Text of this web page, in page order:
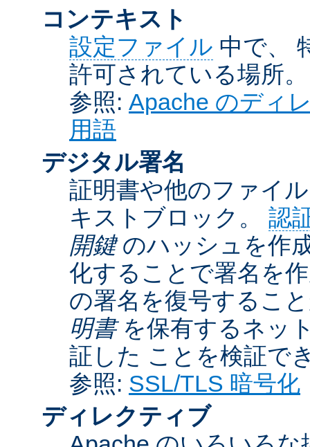
コンテキスト
設定ファイル 中で、
許可されている場所。
参照: Apache のディ
用語
デジタル署名
証明書や他のファイ
キストブロック。 認
開鍵のハッシュを作
化することで署名を
の署名を復号するこ
明書を保有するネッ
証した ことを検証で
参照: SSL/TLS 暗号化
ディレクティブ